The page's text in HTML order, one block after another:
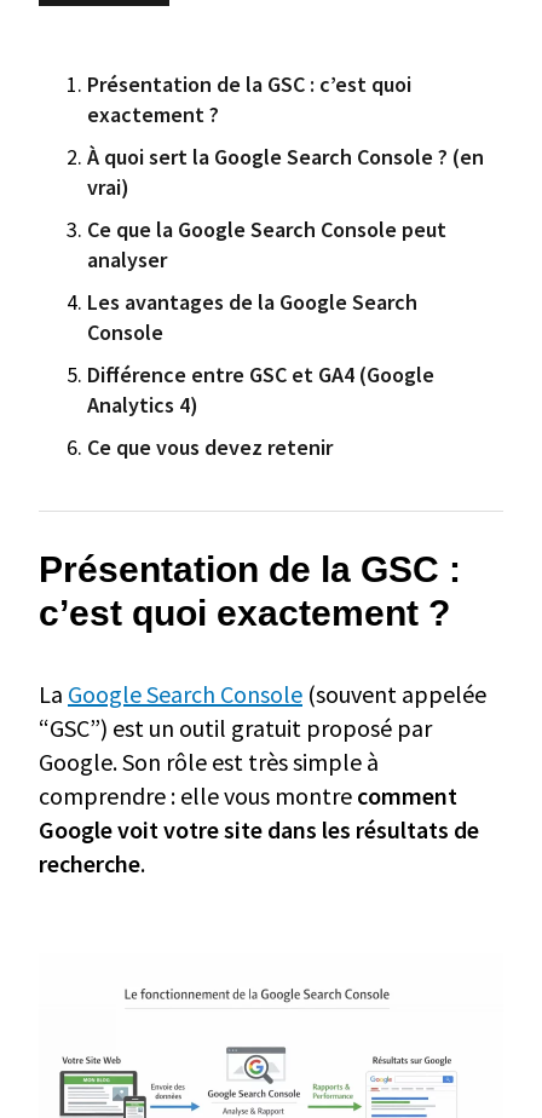
Présentation de la GSC : c’est quoi
exactement ?
À quoi sert la Google Search Console ? (en
vrai)
Ce que la Google Search Console peut
analyser
Les avantages de la Google Search
Console
Différence entre GSC et GA4 (Google
Analytics 4)
Ce que vous devez retenir
Présentation de la GSC :
c’est quoi exactement ?
La Google Search Console (souvent appelée
“GSC”) est un outil gratuit proposé par
Google. Son rôle est très simple à
comprendre : elle vous montre comment
Google voit votre site dans les résultats de
recherche.